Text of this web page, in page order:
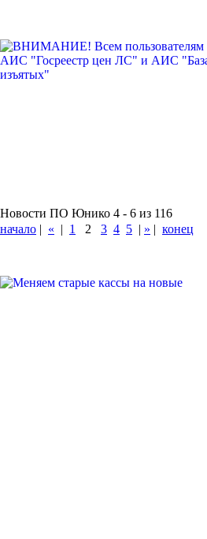
Новости ПО Юнико 4 - 6 из 116
начало | « | 1 2 3 4 5 | » | конец